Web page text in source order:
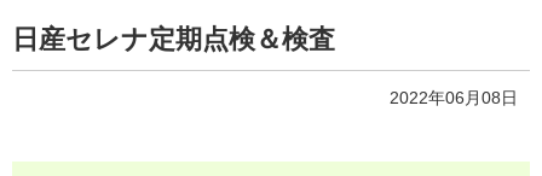
日産セレナ定期点検＆検査
2022年06月08日